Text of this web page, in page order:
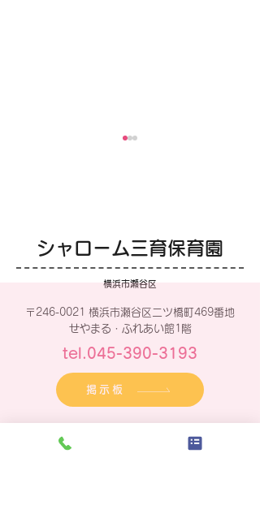
シャローム三育保育園
横浜市瀬谷区
〒246-0021 横浜市瀬谷区二ツ橋町469番地
せやまる・ふれあい館1階
tel.045-390-3193
掲示板